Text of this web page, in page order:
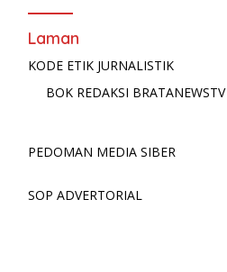
Laman
KODE ETIK JURNALISTIK
BOK REDAKSI BRATANEWSTV
PEDOMAN MEDIA SIBER
SOP ADVERTORIAL